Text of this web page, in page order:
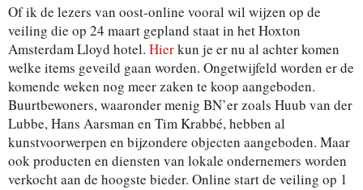
Of ik de lezers van oost-online vooral wil wijzen op de
veiling die op 24 maart gepland staat in het Hoxton
Amsterdam Lloyd hotel. Hierkun je er nu al achter komen
welke items geveild gaan worden. Ongetwijfeld worden er de
komende weken nog meer zaken te koop aangeboden.
Buurtbewoners, waaronder menig BN’er zoals Huub van der
Lubbe, Hans Aarsman en Tim Krabbé, hebben al
kunstvoorwerpen en bijzondere objecten aangeboden. Maar
ook producten en diensten van lokale ondernemers worden
verkocht aan de hoogste bieder. Online start de veiling op 1